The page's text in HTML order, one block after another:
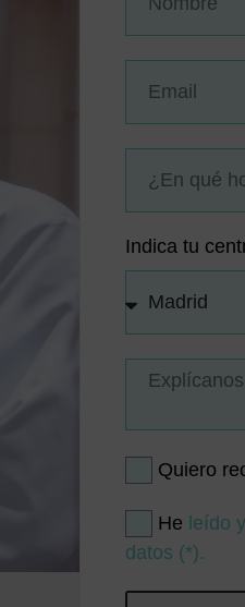
Indica tu
Quiero
He leído
datos (*).